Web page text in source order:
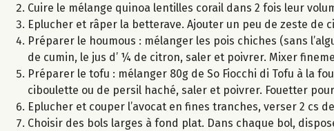
Cuire le mélange quinoa lentilles corail dans 2 fois leur
Eplucher et râper la betterave. Ajouter un peu de zeste de
Préparer le houmous : mélanger les pois chiches (sans
de cumin, le jus d’ ¼ de citron, saler et poivrer. Mixer
Préparer le tofu : mélanger 80g de So Fiocchi di Tofu à la
ciboulette ou de persil haché, saler et poivrer. Fouetter
Eplucher et couper l’avocat en fines tranches, verser 2 cs
Choisir des bols larges à fond plat. Dans chaque bol,